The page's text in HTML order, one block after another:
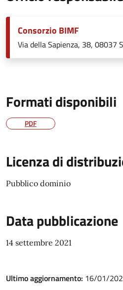
Consorzio BIMF
Via della Sapienza, 38, 08037
Formati disponibili
PDF
Licenza di
Pubblico dominio
Data pubblicazione
14 settembre 2021
Ultimo aggiornamento: 16/01/